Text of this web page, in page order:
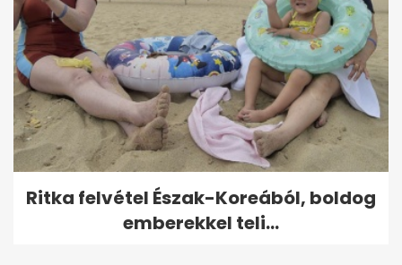
Ritka felvétel Észak-Koreából, boldog
emberekkel teli...